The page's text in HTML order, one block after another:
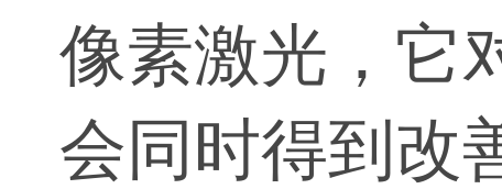
像素激光，它
会同时得到改